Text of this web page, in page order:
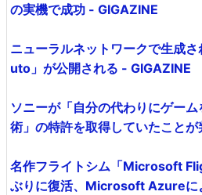
の実機で成功 - GIGAZINE
ニューラルネットワークで生成
uto」が公開される - GIGAZINE
ソニーが「自分の代わりにゲー
術」の特許を取得していたこと
名作フライトシム「Microsoft
ぶりに復活、Microsoft Azureに